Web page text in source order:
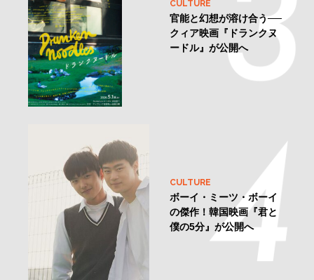
CULTURE
官能と幻想が溶け合う──
クィア映画『ドランクヌ
ードル』が公開へ
CULTURE
ボーイ・ミーツ・ボーイ
の傑作！韓国映画『君と
僕の5分』が公開へ